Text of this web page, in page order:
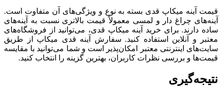
قیمت آینه میکاپ قدی بسته به نوع و ویژگی‌های آن متفاوت است.
آینه‌های چراغ دار و لمسی معمولاً قیمت بالاتری نسبت به آینه‌های
ساده دارند. برای خرید آینه میکاپ قدی، می‌توانید از فروشگاه‌های
معتبر و آنلاین استفاده کنید. سفارش آینه قدی میکاپ از طریق
سایت‌های اینترنتی معتبر امکان‌پذیر است و شما می‌توانید با مقایسه
قیمت‌ها و بررسی نظرات کاربران، بهترین گزینه را انتخاب کنید.
نتیجه‌گیری